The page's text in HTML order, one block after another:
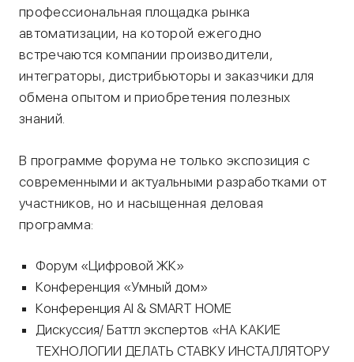
профессиональная площадка рынка
автоматизации, на которой ежегодно
встречаются компании производители,
интеграторы, дистрибьюторы и заказчики для
обмена опытом и приобретения полезных
знаний.
В программе форума не только экспозиция с
современными и актуальными разработками от
участников, но и насыщенная деловая
программа:
Форум «Цифровой ЖК»
Конференция «Умный дом»
Конференция AI & SMART HOME
Дискуссия/ Баттл экспертов «НА КАКИЕ
ТЕХНОЛОГИИ ДЕЛАТЬ СТАВКУ ИНСТАЛЛЯТОРУ